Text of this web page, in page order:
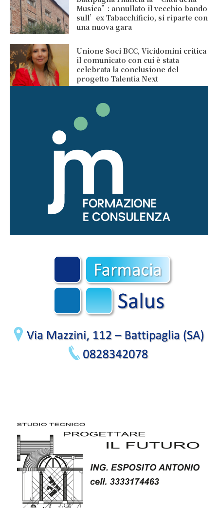
Musica”: annullato il vecchio bando
sull’ex Tabacchificio, si riparte con
una nuova gara
Unione Soci BCC, Vicidomini critica
il comunicato con cui è stata
celebrata la conclusione del
progetto Talentia Next